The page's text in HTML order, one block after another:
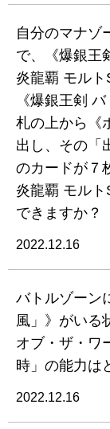
自分のマナゾ
で、《爆銀王
炎龍覇 モル
《爆銀王剣
札の上から《
出し、その「
のカードが７
炎龍覇 モル
できますか？
2022.12.16
バトルゾーン
風」》がいる
オブ・ザ・ワ
時」の能力は
2022.12.16